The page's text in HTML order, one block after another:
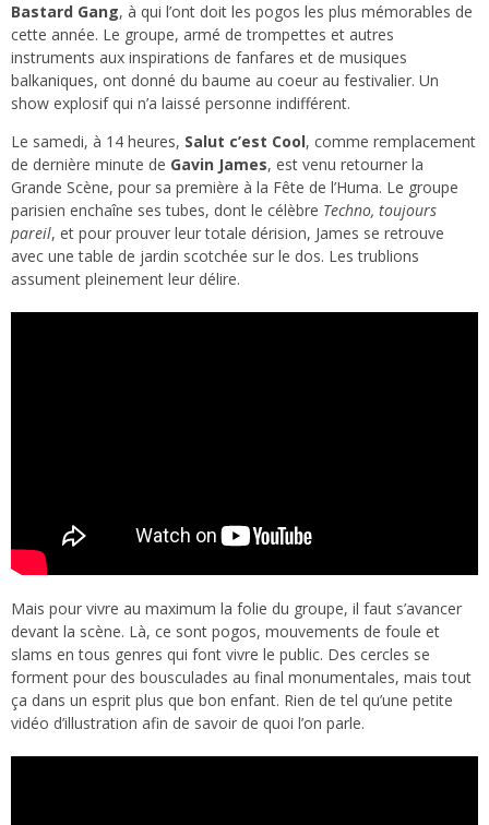
Bastard Gang, à qui l’ont doit les pogos les plus mémorables de
cette année. Le groupe, armé de trompettes et autres
instruments aux inspirations de fanfares et de musiques
balkaniques, ont donné du baume au coeur au festivalier. Un
show explosif qui n’a laissé personne indifférent.
Le samedi, à 14 heures, Salut c’est Cool, comme remplacement
de dernière minute de Gavin James, est venu retourner la
Grande Scène, pour sa première à la Fête de l’Huma. Le groupe
parisien enchaîne ses tubes, dont le célèbre Techno, toujours
pareil, et pour prouver leur totale dérision, James se retrouve
avec une table de jardin scotchée sur le dos. Les trublions
assument pleinement leur délire.
Mais pour vivre au maximum la folie du groupe, il faut s’avancer
devant la scène. Là, ce sont pogos, mouvements de foule et
slams en tous genres qui font vivre le public. Des cercles se
forment pour des bousculades au final monumentales, mais tout
ça dans un esprit plus que bon enfant. Rien de tel qu’une petite
vidéo d’illustration afin de savoir de quoi l’on parle.